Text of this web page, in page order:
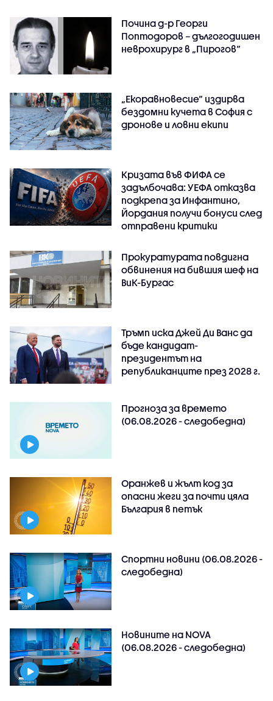
Почина д-р Георги
Поптодоров – дългогодишен
неврохирург в „Пирогов“
„Екоравновесие“ издирва
бездомни кучета в София с
дронове и ловни екипи
Кризата във ФИФА се
задълбочава: УЕФА отказва
подкрепа за Инфантино,
Йордания получи бонуси след
отправени критики
Прокуратурата повдигна
обвинения на бившия шеф на
ВиК-Бургас
Тръмп иска Джей Ди Ванс да
бъде кандидат-
президентът на
републиканците през 2028 г.
Прогноза за времето
(06.08.2026 - следобедна)
Оранжев и жълт код за
опасни жеги за почти цяла
България в петък
Спортни новини (06.08.2026 -
следобедна)
Новините на NOVA
(06.08.2026 - следобедна)